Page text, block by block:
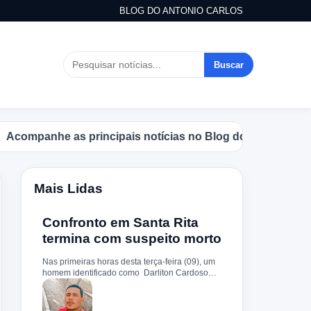
BLOG DO ANTONIO CARLOS
Buscar
as principais notícias no Blog do Antonio Carlos.
Mais Lidas
Confronto em Santa Rita
termina com suspeito morto
Nas primeiras horas desta terça-feira (09), um
homem identificado como Darliton Cardoso
Pereira morreu após confronto com a Polícia
Militar no povoado Timbotiba, zona rural de
Santa Rita. De acordo com a PM, os policiais